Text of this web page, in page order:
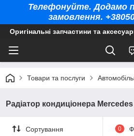
Телефонуйте. Додамо
замовлення.
Оригінальні запчастини та
Товари та послуги
Радіатор кондиціонера
Сортування 0